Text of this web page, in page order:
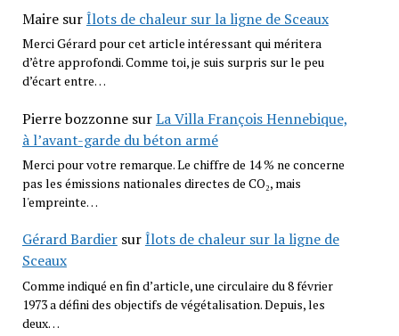
MairesurÎlots de chaleur sur la ligne de Sceaux
Merci Gérard pour cet article intéressant qui méritera
d’être approfondi. Comme toi, je suis surpris sur le peu
d’écart entre…
Pierre bozzonnesurLa Villa François Hennebique,
à l’avant-garde du béton armé
Merci pour votre remarque. Le chiffre de 14 % ne concerne
pas les émissions nationales directes de CO₂, mais
l'empreinte…
Gérard BardiersurÎlots de chaleur sur la ligne de
Sceaux
Comme indiqué en fin d’article, une circulaire du 8 février
1973 a défini des objectifs de végétalisation. Depuis, les
deux…